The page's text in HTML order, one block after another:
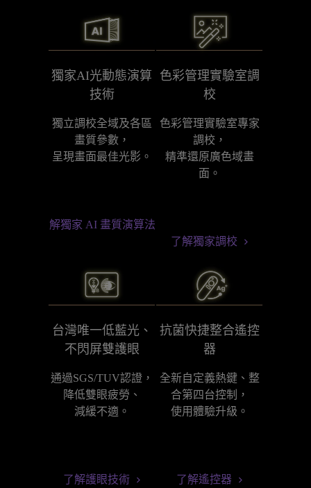
獨家AI光動態演算
技術
獨立調校全域及各區
畫質參數，
呈現畫面最佳光影。
了解獨家 AI 畫質演算法
色彩管理實驗室調
校
色彩管理實驗室專家
調校，
精準還原廣色域畫
面。
了解獨家調校
台灣唯一低藍光、
不閃屏雙護眼
通過SGS/TUV認證，
降低雙眼疲勞、
減緩不適。
了解護眼技術
抗菌快捷整合遙控
器
全新自定義熱鍵、整
合第四台控制，
使用體驗升級。
了解遙控器